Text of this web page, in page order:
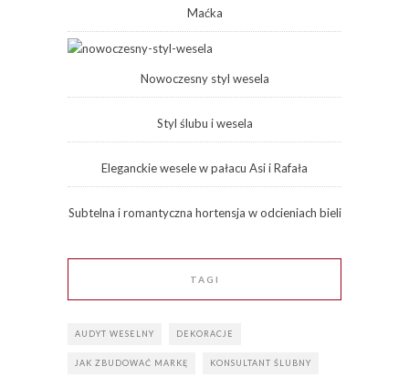
Maćka
Nowoczesny styl wesela
Styl ślubu i wesela
Eleganckie wesele w pałacu Asi i Rafała
Subtelna i romantyczna hortensja w odcieniach bieli
TAGI
AUDYT WESELNY DEKORACJE
JAK ZBUDOWAĆ MARKĘ KONSULTANT ŚLUBNY